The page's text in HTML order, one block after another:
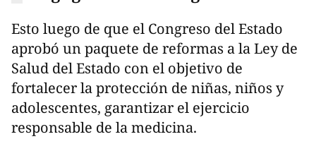
Esto luego de que el Congreso del Estado
aprobó un paquete de reformas a la Ley de
Salud del Estado con el objetivo de
fortalecer la protección de niñas, niños y
adolescentes, garantizar el ejercicio
responsable de la medicina.